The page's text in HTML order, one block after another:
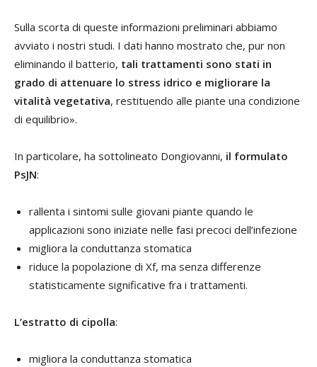
Sulla scorta di queste informazioni preliminari abbiamo
avviato i nostri studi. I dati hanno mostrato che, pur non
eliminando il batterio, tali trattamenti sono stati in
grado di attenuare lo stress idrico e migliorare la
vitalità vegetativa, restituendo alle piante una condizione
di equilibrio».
In particolare, ha sottolineato Dongiovanni, il formulato
PsJN:
rallenta i sintomi sulle giovani piante quando le
applicazioni sono iniziate nelle fasi precoci dell’infezione
migliora la conduttanza stomatica
riduce la popolazione di Xf, ma senza differenze
statisticamente significative fra i trattamenti.
L’estratto di cipolla:
migliora la conduttanza stomatica